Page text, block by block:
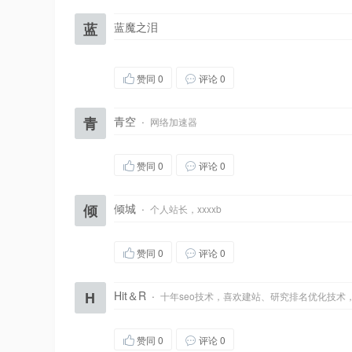
蓝 蓝魔之泪
赞同 0 评论 0
青 青空 · 网络加速器
赞同 0 评论 0
倾 倾城 · 个人站长，xxxxb
赞同 0 评论 0
H Hit＆R · 十年seo技术，喜欢建站、研究排名优化技术
赞同 0 评论 0